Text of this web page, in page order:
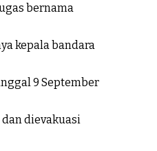
bernama
kepala bandara
9 September
dan dievakuasi